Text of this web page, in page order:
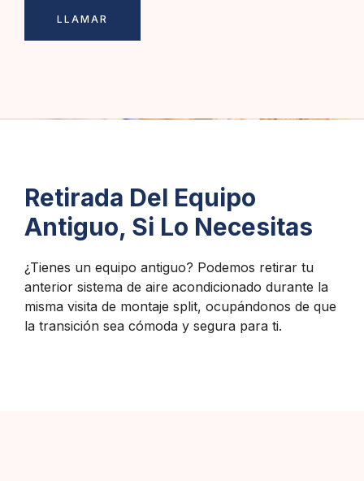
LLAMAR
Retirada Del Equipo
Antiguo, Si Lo Necesitas
¿Tienes un equipo antiguo? Podemos retirar tu
anterior sistema de aire acondicionado durante la
misma visita de montaje split, ocupándonos de que
la transición sea cómoda y segura para ti.